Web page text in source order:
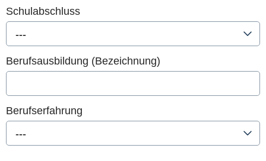
Schulabschluss
---
Berufsausbildung (Bezeichnung)
Berufserfahrung
---